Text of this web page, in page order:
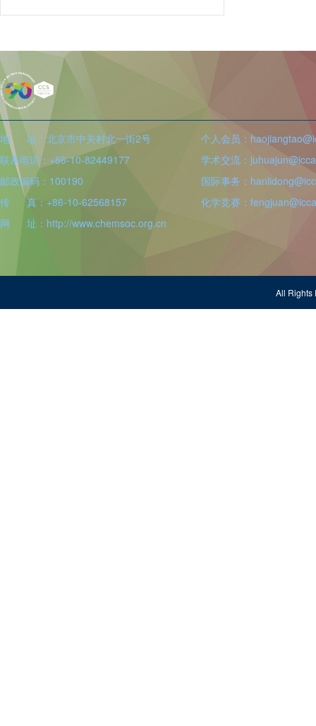
地 址：北京市中关村北一街2号
联系电话：+86-10-82449177
邮政编码：100190
传 真：+86-10-62568157
网 址：http://www.chemsoc.org.cn
个人会员：
学术交流：
国际事务：
化学竞赛：
All Rights